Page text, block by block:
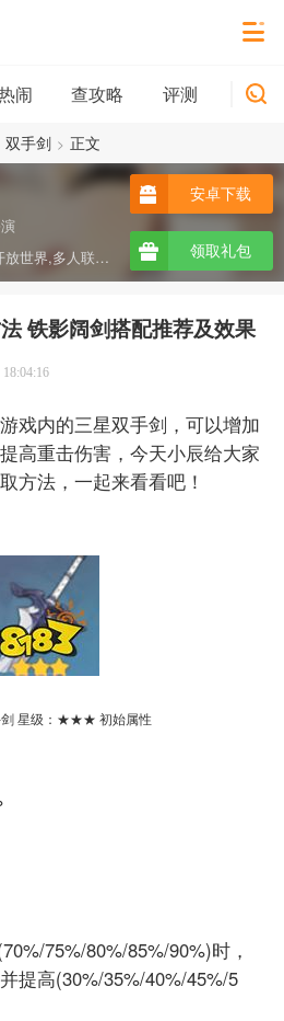
闹 查攻略 评测 新游
双手剑 > 正文
特征：冒险,开放世界,多人联机,沙盒,ARPG,taptap
安卓下载
领取礼包
铁影阔剑搭配推荐及效果
18:04:16
游戏内的三星双手剑，可以增加
高重击伤害，今天小辰给大家
方法，一起来看看吧！
剑 星级：★★★ 初始属性
75%/80%/85%/90%)时，
提高(30%/35%/40%/45%/5